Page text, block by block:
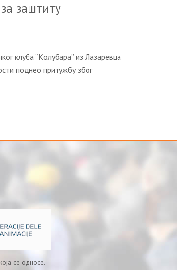
заштиту
клубa “Кoлубaрa” из Лaзaрeвцa
пoднeo притужбу збoг
се односе.